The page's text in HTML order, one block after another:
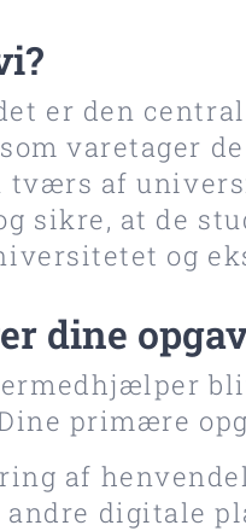
er den
varetager
tværs af
sikre, at de
og
dine
primære
af
andre digitale